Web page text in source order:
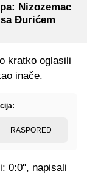
Nizozemac
Đurićem
kratko oglasili
inače.
RASPORED
0:0", napisali